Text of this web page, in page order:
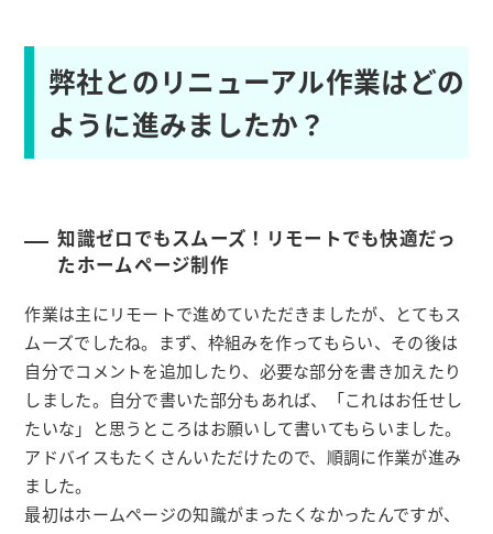
弊社とのリニューアル作業はどの
ように進みましたか？
知識ゼロでもスムーズ！リモートでも快適だっ
たホームページ制作
作業は主にリモートで進めていただきましたが、とてもス
ムーズでしたね。まず、枠組みを作ってもらい、その後は
自分でコメントを追加したり、必要な部分を書き加えたり
しました。自分で書いた部分もあれば、「これはお任せし
たいな」と思うところはお願いして書いてもらいました。
アドバイスもたくさんいただけたので、順調に作業が進み
ました。
最初はホームページの知識がまったくなかったんですが、